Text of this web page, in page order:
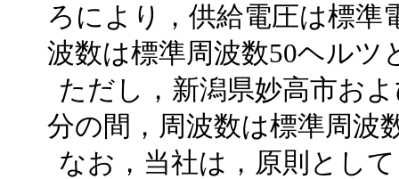
ろにより，供給電圧は標準
波数は標準周波数50ヘルツ
ただし，新潟県妙高市お
分の間，周波数は標準周波
なお，当社は，原則とし